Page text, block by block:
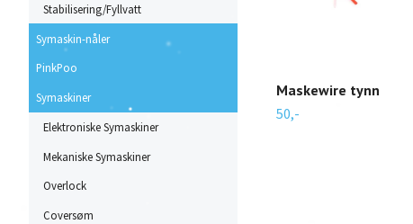
Stabilisering/Fyllvatt
Symaskin-nåler
PinkPoo
Symaskiner
Elektroniske Symaskiner
Mekaniske Symaskiner
Overlock
Coversøm
Maskewire tynn
50,-